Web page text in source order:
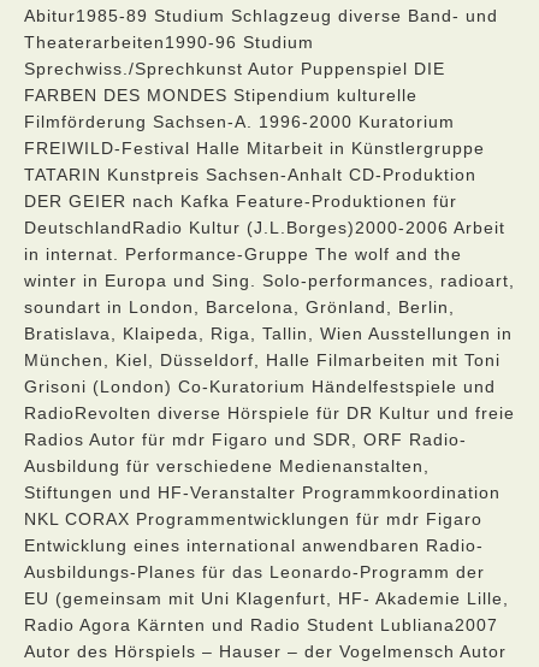
Abitur1985-89 Studium Schlagzeug diverse Band- und
Theaterarbeiten1990-96 Studium
Sprechwiss./Sprechkunst Autor Puppenspiel DIE
FARBEN DES MONDES Stipendium kulturelle
Filmförderung Sachsen-A. 1996-2000 Kuratorium
FREIWILD-Festival Halle Mitarbeit in Künstlergruppe
TATARIN Kunstpreis Sachsen-Anhalt CD-Produktion
DER GEIER nach Kafka Feature-Produktionen für
DeutschlandRadio Kultur (J.L.Borges)2000-2006 Arbeit
in internat. Performance-Gruppe The wolf and the
winter in Europa und Sing. Solo-performances, radioart,
soundart in London, Barcelona, Grönland, Berlin,
Bratislava, Klaipeda, Riga, Tallin, Wien Ausstellungen in
München, Kiel, Düsseldorf, Halle Filmarbeiten mit Toni
Grisoni (London) Co-Kuratorium Händelfestspiele und
RadioRevolten diverse Hörspiele für DR Kultur und freie
Radios Autor für mdr Figaro und SDR, ORF Radio-
Ausbildung für verschiedene Medienanstalten,
Stiftungen und HF-Veranstalter Programmkoordination
NKL CORAX Programmentwicklungen für mdr Figaro
Entwicklung eines international anwendbaren Radio-
Ausbildungs-Planes für das Leonardo-Programm der
EU (gemeinsam mit Uni Klagenfurt, HF- Akademie Lille,
Radio Agora Kärnten und Radio Student Lubliana2007
Autor des Hörspiels – Hauser – der Vogelmensch Autor